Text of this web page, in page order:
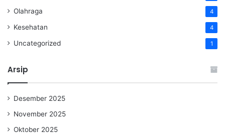
Olahraga 4
Kesehatan 4
Uncategorized 1
Arsip
Desember 2025
November 2025
Oktober 2025